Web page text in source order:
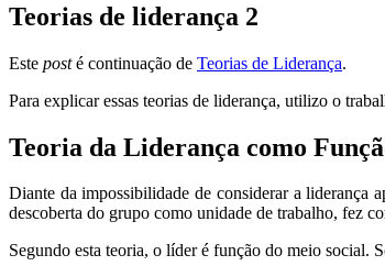
Teorias de liderança 2
Este posté continuação de Teorias de Liderança.
Para explicar essas teorias de liderança, utilizo o
Teoria da Liderança como
Diante da impossibilidade de considerar a liderança
descoberta do grupo como unidade de trabalho, fez
Segundo esta teoria, o líder é função do meio social.